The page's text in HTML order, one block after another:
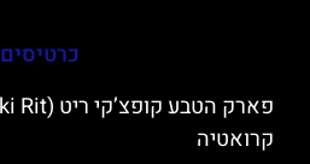
כרטיסים
קרואטיה